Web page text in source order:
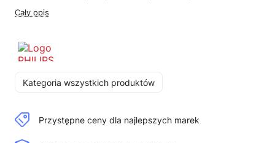
Cały opis
Kategoria wszystkich produktów
Przystępne ceny dla najlepszych marek